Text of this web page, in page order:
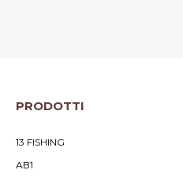
PRODOTTI
13 FISHING
AB1